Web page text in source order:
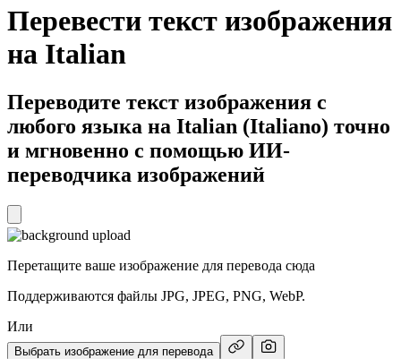
Перевести текст изображения
на Italian
Переводите текст изображения с
любого языка на Italian (Italiano) точно
и мгновенно с помощью ИИ-
переводчика изображений
Перетащите ваше изображение для перевода сюда
Поддерживаются файлы JPG, JPEG, PNG, WebP.
Или
Выбрать изображение для перевода